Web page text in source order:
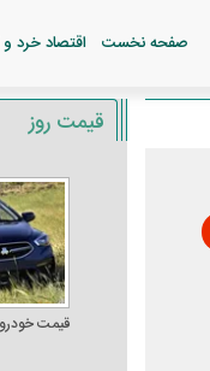
صفحه نخست اقتصاد خرد
قیمت روز
قیمت